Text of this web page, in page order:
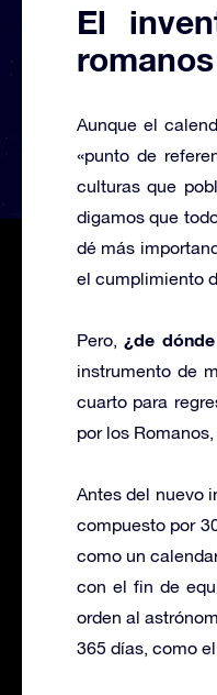
El
romanos
Aunque el
«punto de
culturas que
digamos que
dé más
el cumplimiento
Pero,¿de
instrumento de
cuarto para
por los
Antes del nuevo
compuesto por
como un
con el fin de
orden al
365 días, como